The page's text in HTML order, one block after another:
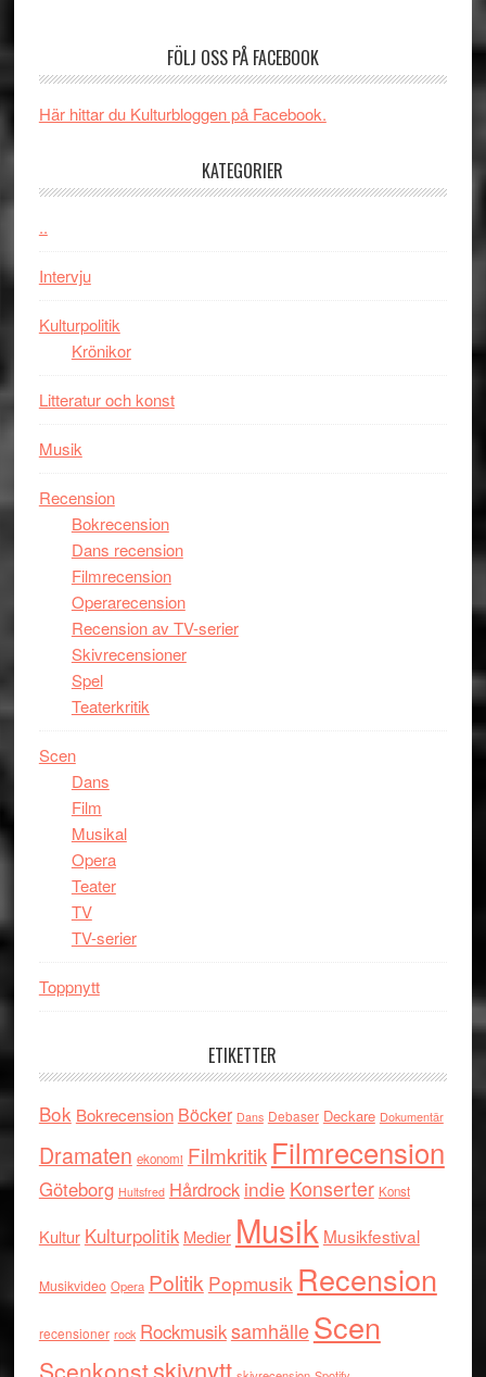
och
Jackie
synas
Vem
FÖLJ OSS PÅ FACEBOOK
Här hittar du Kulturbloggen på Facebook.
KATEGORIER
..
Intervju
Kulturpolitik
Krönikor
Litteratur och konst
Musik
Recension
Bokrecension
Dans recension
Filmrecension
Operarecension
Recension av TV-serier
Skivrecensioner
Spel
Teaterkritik
Scen
Dans
Film
Musikal
Opera
Teater
TV
TV-serier
Toppnytt
ETIKETTER
Bok Bokrecension Böcker Dans Debaser Deckare Dokumentär
Dramaten ekonomi Filmkritik Filmrecension
Göteborg Hultsfred Hårdrock indie Konserter Konst
Kultur Kulturpolitik Medier Musik Musikfestival
Musikvideo Opera Politik Popmusik Recension
recensioner rock RockmusiksamhälleScen
Scenkonstskivnytt